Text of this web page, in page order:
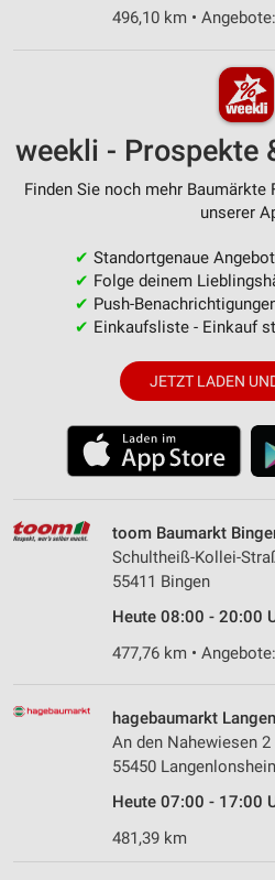
496,10 km •
weekli - Prospekte
Finden Sie noch mehr Baumärkte
unserer
✔ Standortgenaue
✔ Folge deinem
✔ Push-
✔ Einkaufsliste - Einkauf
JETZT LADEN
toom Baumarkt
Schultheiß-Kollei-
55411 Bingen
Heute 08:00 - 20:00
477,76 km •
hagebaumarkt
An den Nahewiesen 2
55450
Heute 07:00 - 17:00
481,39 km